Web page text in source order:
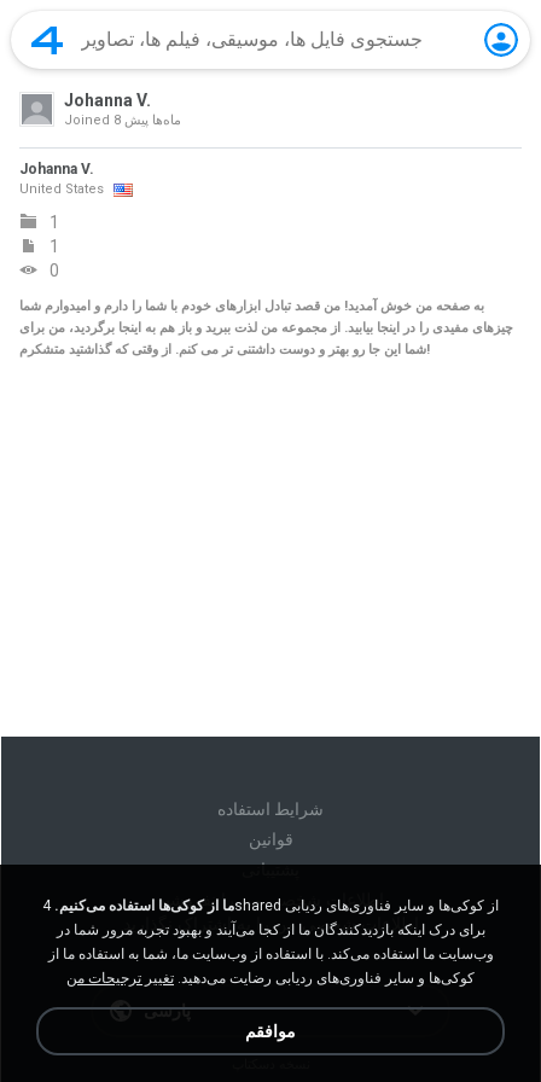
Johanna V.
Joined 8 ماه‌ها پیش
Johanna V.
United States
1
1
0
به صفحه من خوش آمدید! من قصد تبادل ابزارهای خودم با شما را دارم و امیدوارم شما
چیزهای مفیدی را در اینجا بیابید. از مجموعه من لذت ببرید و باز هم به اینجا برگردید، من برای
شما این جا رو بهتر و دوست داشتنی تر می کنم. از وقتی که گذاشتید متشکرم!
شرايط استفاده
قوانين
پشتیبانی
اطلاعات شخصی من را نفروشید
اطلاعات شخصی من را به اشتراک نگذارید
پارسی
ما از کوکی‌ها استفاده می‌کنیم. 4shared از کوکی‌ها و سایر فناوری‌های ردیابی
برای درک اینکه بازدیدکنندگان ما از کجا می‌آیند و بهبود تجربه مرور شما در
وب‌سایت ما استفاده می‌کند. با استفاده از وب‌سایت ما، شما به استفاده ما از
کوکی‌ها و سایر فناوری‌های ردیابی رضایت می‌دهید. تغییر ترجیحات من
موافقم